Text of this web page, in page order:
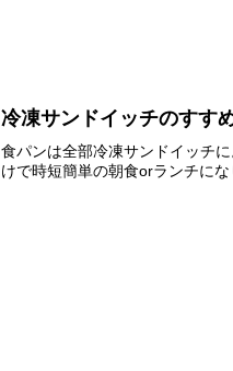
冷凍サンドイッチのすす
食パンは全部冷凍サンドイッチ
けで時短簡単の朝食orランチにな